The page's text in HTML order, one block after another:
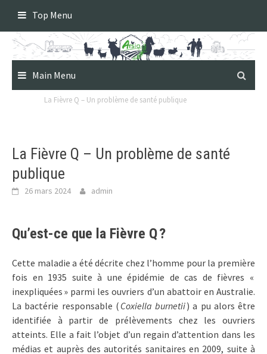
content
Top Menu
Main Menu
La Fièvre Q – Un problème de santé publique
La Fièvre Q – Un problème de santé
publique
26 mars 2024 admin
Qu’est-ce que la Fièvre Q ?
Cette maladie a été décrite chez l’homme pour la première
fois en 1935 suite à une épidémie de cas de fièvres «
inexpliquées » parmi les ouvriers d’un abattoir en Australie.
La bactérie responsable ( Coxiella burnetii) a pu alors être
identifiée à partir de prélèvements chez les ouvriers
atteints. Elle a fait l’objet d’un regain d’attention dans les
médias et auprès des autorités sanitaires en 2009, suite à